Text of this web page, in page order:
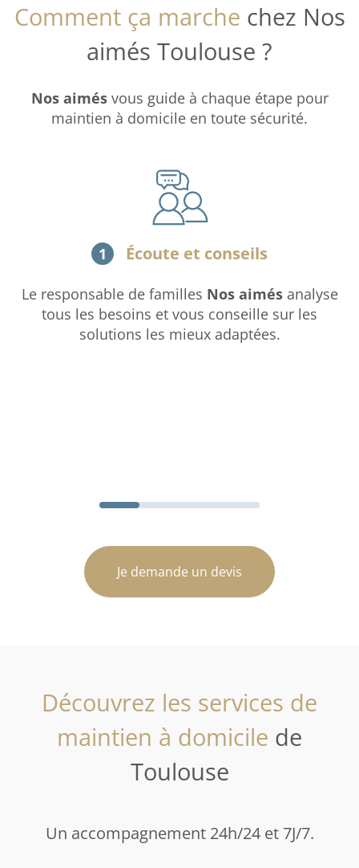
Comment ça marche chez Nos
aimés Toulouse ?
Nos aimésvous guide à chaque étape pour
maintien à domicile en toute sécurité.
1 Écoute et conseils
Le responsable de familles Nos aimésanalyse
tous les besoins et vous conseille sur les
solutions les mieux adaptées.
Je demande un devis
Découvrez les services de
maintien à domicile de
Toulouse
Un accompagnement 24h/24 et 7J/7.